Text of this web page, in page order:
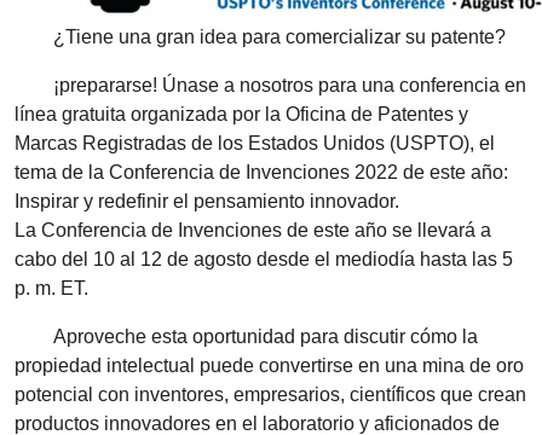
¿Tiene una gran idea para comercializar su patente?
¡prepararse! Únase a nosotros para una conferencia en
línea gratuita organizada por la Oficina de Patentes y
Marcas Registradas de los Estados Unidos (USPTO), el
tema de la Conferencia de Invenciones 2022 de este año:
Inspirar y redefinir el pensamiento innovador.
La Conferencia de Invenciones de este año se llevará a
cabo del 10 al 12 de agosto desde el mediodía hasta las 5
p. m. ET.
Aproveche esta oportunidad para discutir cómo la
propiedad intelectual puede convertirse en una mina de oro
potencial con inventores, empresarios, científicos que crean
productos innovadores en el laboratorio y aficionados de